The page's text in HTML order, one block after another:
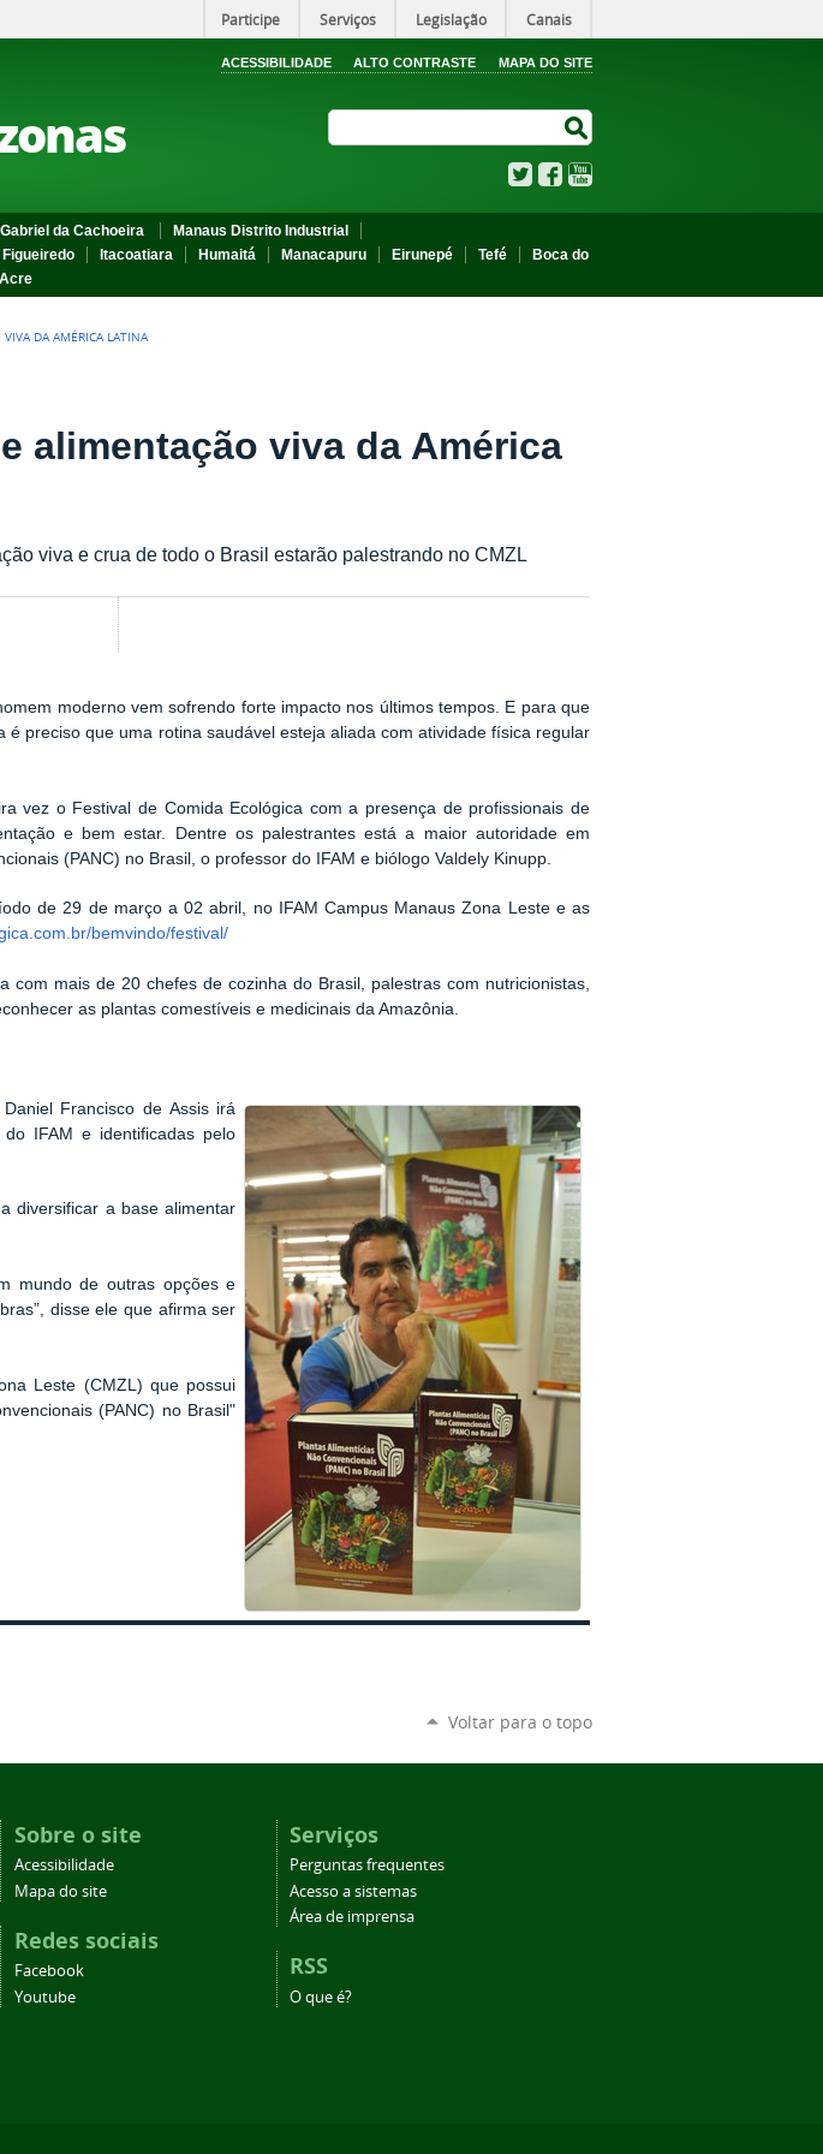
Participe Serviços Legislação Canais
ACESSIBILIDADE ALTO CONTRASTE MAPA DO SITE
TwitterFacebook
da Cachoeira
Manaus Distrito Industrial
Itacoatiara Humaitá Manacapuru Eirunepé Tefé
Boca do
Acre
VIVA DA AMÉRICA LATINA
alimentação viva da América
viva e crua de todo o Brasil estarão palestrando no CMZL
moderno vem sofrendo forte impacto nos últimos tempos. E para que
é preciso que uma rotina saudável esteja aliada com atividade física regular
vez o Festival de Comida Ecológica com a presença de profissionais de
e bem estar. Dentre os palestrantes está a maior autoridade em
(PANC) no Brasil, o professor do IFAM e biólogo Valdely Kinupp.
de 29 de março a 02 abril, no IFAM Campus Manaus Zona Leste e as
bemvindo/festival/
mais de 20 chefes de cozinha do Brasil, palestras com nutricionistas,
as plantas comestíveis e medicinais da Amazônia.
Francisco de Assis irá
IFAM e identificadas pelo
diversificar a base alimentar
mundo de outras opções e
disse ele que afirma ser
Leste (CMZL) que possui
(PANC) no Brasil"
Voltar para o topo
Sobre o site
Acessibilidade
Mapa do site
Redes sociais
Facebook
Youtube
Serviços
Perguntas frequentes
Acesso a sistemas
Área de imprensa
RSS
O que é?